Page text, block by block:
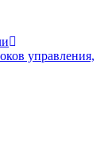
управления,